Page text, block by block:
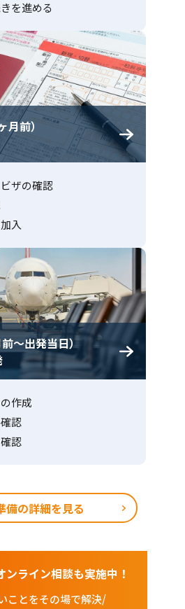
を進める
前）
ザの確認
入
〜出発当日）
作成
認
認
備の詳細を見る
ンライン相談も実施中！
ことをその場で解決/